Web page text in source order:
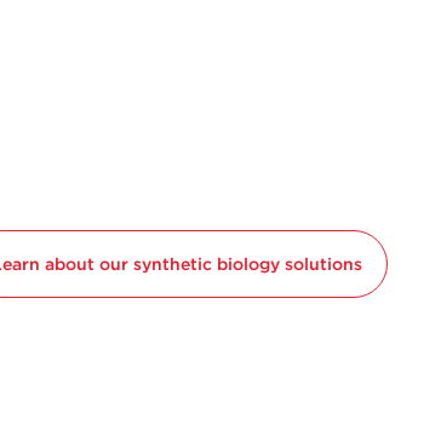
about our synthetic biology solutions